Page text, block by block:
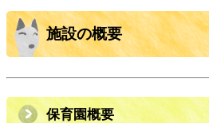
施設の概要
保育園概要